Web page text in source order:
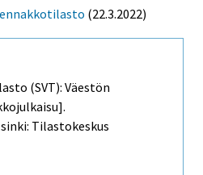
(22.3.2022)
(SVT): Väestön
Tilastokeskus